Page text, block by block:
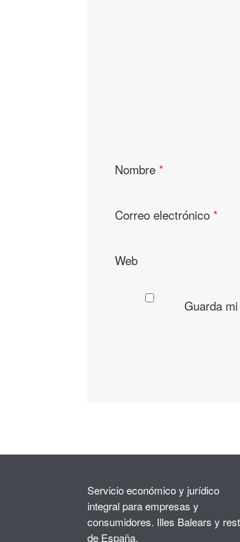
Nombre *
Correo electrónico *
Web
Guarda
Servicio económico y jurídico
integral para empresas y
consumidores. Illes Balears y
de España.